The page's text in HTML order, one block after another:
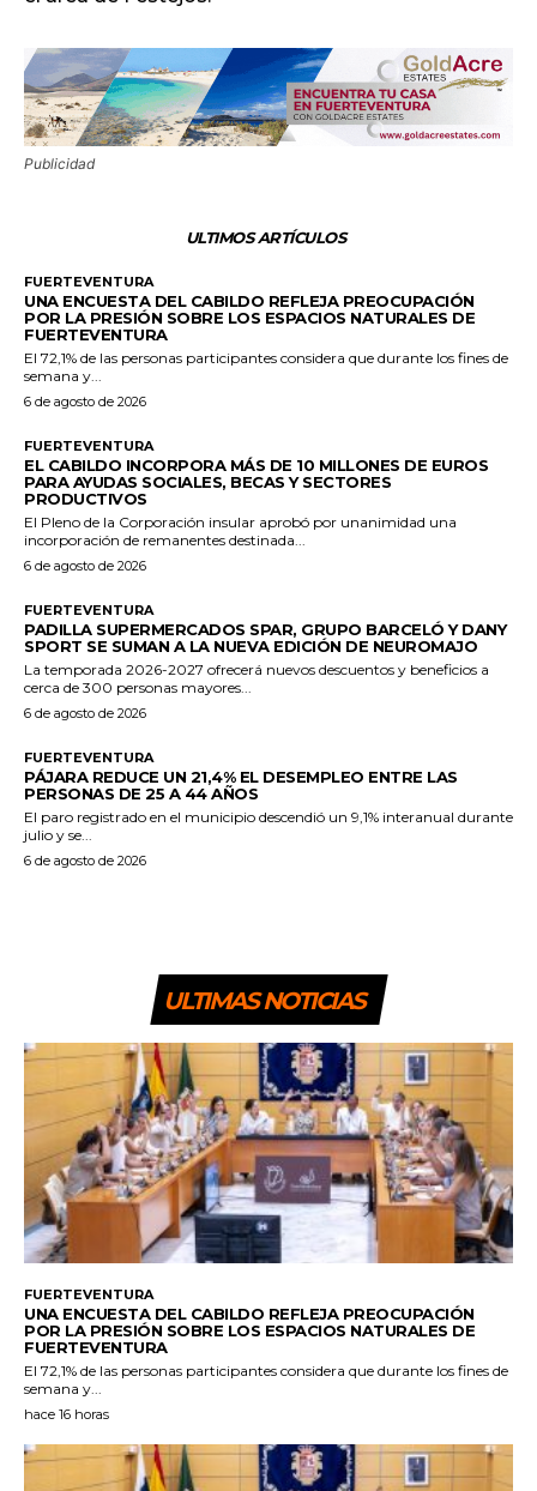
Publicidad
ULTIMOS ARTÍCULOS
FUERTEVENTURA
UNA ENCUESTA DEL CABILDO REFLEJA PREOCUPACIÓN
POR LA PRESIÓN SOBRE LOS ESPACIOS NATURALES DE
FUERTEVENTURA
El 72,1% de las personas participantes considera que durante los fines de
semana y...
6 de agosto de 2026
FUERTEVENTURA
EL CABILDO INCORPORA MÁS DE 10 MILLONES DE EUROS
PARA AYUDAS SOCIALES, BECAS Y SECTORES
PRODUCTIVOS
El Pleno de la Corporación insular aprobó por unanimidad una
incorporación de remanentes destinada...
6 de agosto de 2026
FUERTEVENTURA
PADILLA SUPERMERCADOS SPAR, GRUPO BARCELÓ Y DANY
SPORT SE SUMAN A LA NUEVA EDICIÓN DE NEUROMAJO
La temporada 2026-2027 ofrecerá nuevos descuentos y beneficios a
cerca de 300 personas mayores...
6 de agosto de 2026
FUERTEVENTURA
PÁJARA REDUCE UN 21,4% EL DESEMPLEO ENTRE LAS
PERSONAS DE 25 A 44 AÑOS
El paro registrado en el municipio descendió un 9,1% interanual durante
julio y se...
6 de agosto de 2026
ULTIMAS NOTICIAS
FUERTEVENTURA
UNA ENCUESTA DEL CABILDO REFLEJA PREOCUPACIÓN
POR LA PRESIÓN SOBRE LOS ESPACIOS NATURALES DE
FUERTEVENTURA
El 72,1% de las personas participantes considera que durante los fines de
semana y...
hace 16 horas